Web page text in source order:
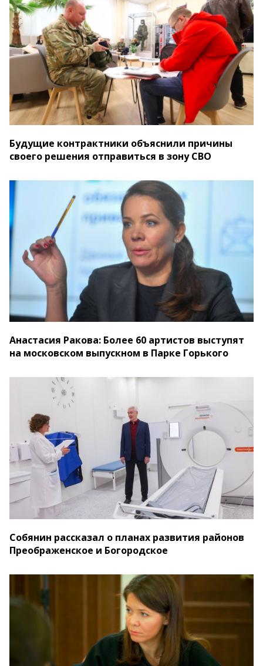
Будущие контрактники объяснили причины
своего решения отправиться в зону СВО
Анастасия Ракова: Более 60 артистов выступят
на московском выпускном в Парке Горького
Собянин рассказал о планах развития районов
Преображенское и Богородское